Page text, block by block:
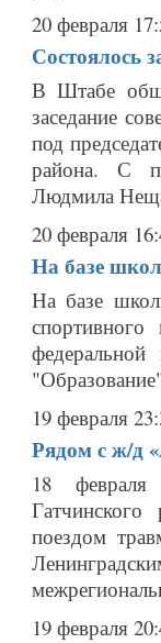
20 февраля
Состоялось
В Штабе
заседание
под
района. С
Людмила
20 февраля
На базе
На базе
19 февраля
Рядом с ж/д
18
поездом
19 февраля